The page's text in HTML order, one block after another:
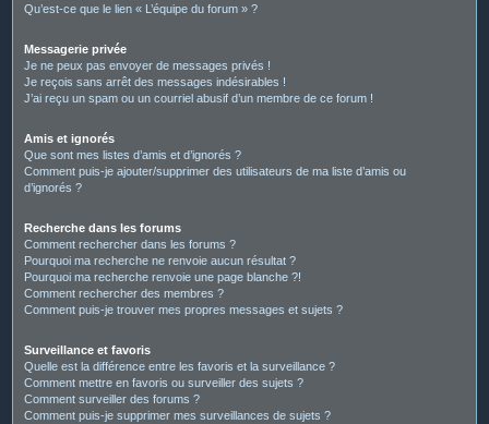
Qu’est-ce que le lien « L’équipe du forum » ?
Messagerie privée
Je ne peux pas envoyer de messages privés !
Je reçois sans arrêt des messages indésirables !
J’ai reçu un spam ou un courriel abusif d’un membre de ce forum !
Amis et ignorés
Que sont mes listes d’amis et d’ignorés ?
Comment puis-je ajouter/supprimer des utilisateurs de ma liste d’amis ou
d’ignorés ?
Recherche dans les forums
Comment rechercher dans les forums ?
Pourquoi ma recherche ne renvoie aucun résultat ?
Pourquoi ma recherche renvoie une page blanche ?!
Comment rechercher des membres ?
Comment puis-je trouver mes propres messages et sujets ?
Surveillance et favoris
Quelle est la différence entre les favoris et la surveillance ?
Comment mettre en favoris ou surveiller des sujets ?
Comment surveiller des forums ?
Comment puis-je supprimer mes surveillances de sujets ?